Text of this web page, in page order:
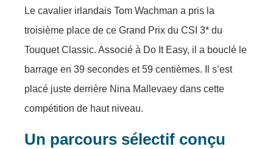
Le cavalier irlandais Tom Wachman a pris la
troisième place de ce Grand Prix du CSI 3* du
Touquet Classic. Associé à Do It Easy, il a bouclé le
barrage en 39 secondes et 59 centièmes. Il s’est
placé juste derrière Nina Mallevaey dans cette
compétition de haut niveau.
Un parcours sélectif conçu